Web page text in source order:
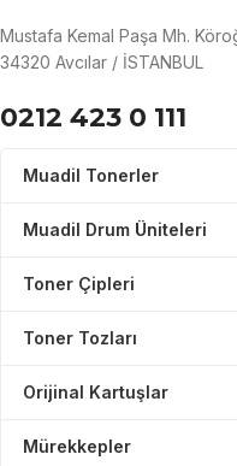
Mustafa Kemal Paşa Mh.
34320 Avcılar / İSTANBUL
0212 423 0 111
Muadil Tonerler
Muadil Drum Üniteleri
Toner Çipleri
Toner Tozları
Orijinal Kartuşlar
Mürekkepler